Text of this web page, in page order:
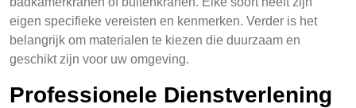
eigen specifieke vereisten en kenmerken. Verder is het
belangrijk om materialen te kiezen die duurzaam en
geschikt zijn voor uw omgeving.
Professionele Dienstverlening